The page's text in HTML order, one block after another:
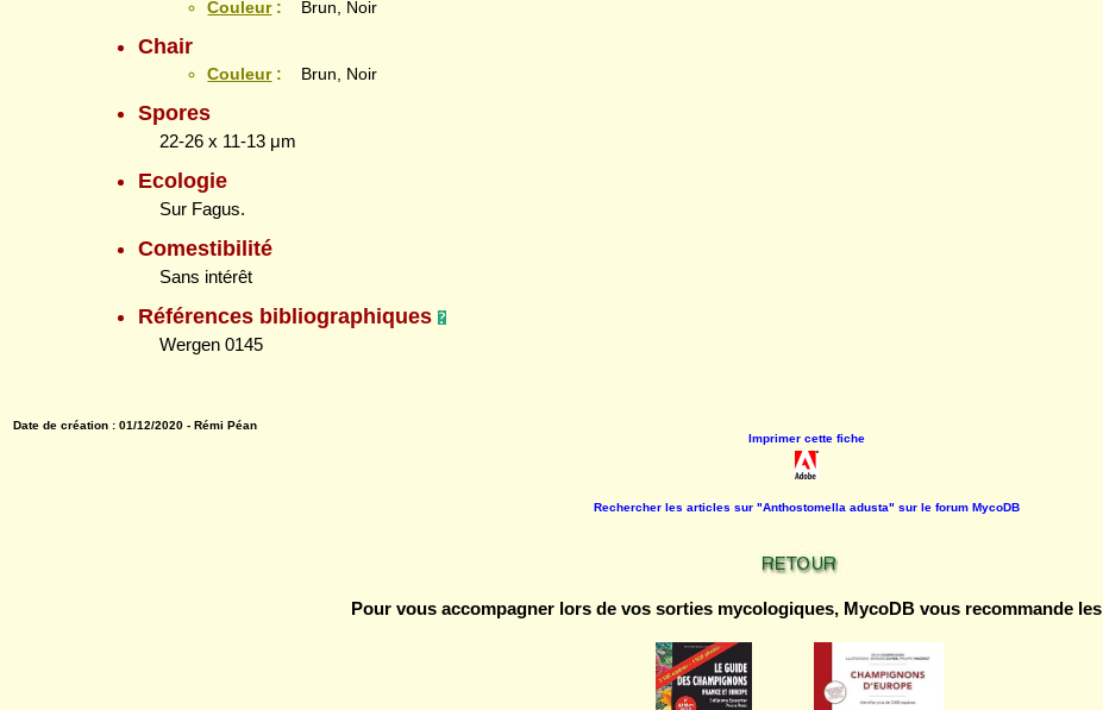
Couleur: Brun, Noir
Chair
Couleur: Brun, Noir
Spores
22-26 x 11-13 μm
Ecologie
Sur Fagus.
Comestibilité
Sans intérêt
Références bibliographiques
Wergen 0145
Date de création : 01/12/2020 - Rémi Péan
Imprimer cette fiche
Rechercher les articles sur "Anthostomella adusta" sur le forum MycoDB
Pour vous accompagner lors de vos sorties mycologiques, MycoDB vous recommande